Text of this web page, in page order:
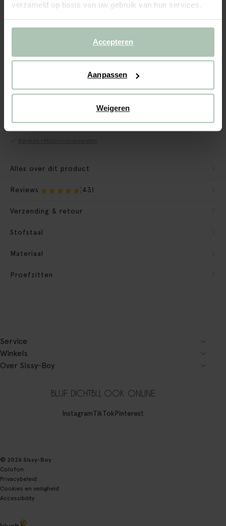
verzameld op basis van uw gebruik van hun services.
Accepteren
Aanpassen
Weigeren
3 Extra's + toevoegen
VOEG TOE AAN WINKELMAND
CBW garantie
We maken de bank gebruiksklaar
Verpakkingsmateriaal nemen we mee
Alles over dit product
Reviews (43)
Verzending & retour
Stofstaal
Materiaal
Proefzitten
Service
Winkels
Over Sissy-Boy
BLIJF DICHTBIJ, OOK ONLINE
InstagramTikTokPinterest
© 2026 Sissy-Boy
Colofon
Privacybeleid
Cookies en veiligheid
Accessibility